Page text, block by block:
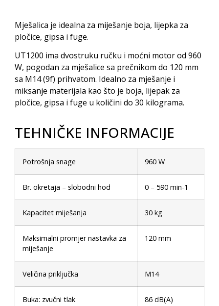
Mješalica je idealna za miješanje boja, lijepka za
pločice, gipsa i fuge.
UT1200 ima dvostruku ručku i moćni motor od 960
W, pogodan za mješalice sa prečnikom do 120 mm
sa M14 (9f) prihvatom. Idealno za mješanje i
miksanje materijala kao što je boja, lijepak za
pločice, gipsa i fuge u količini do 30 kilograma.
TEHNIČKE INFORMACIJE
Potrošnja snage 960 W
Br. okretaja – slobodni hod 0 – 590 min-1
Kapacitet miješanja 30 kg
Maksimalni promjer nastavka za
miješanje
120 mm
Veličina priključka M14
Buka: zvučni tlak 86 dB(A)